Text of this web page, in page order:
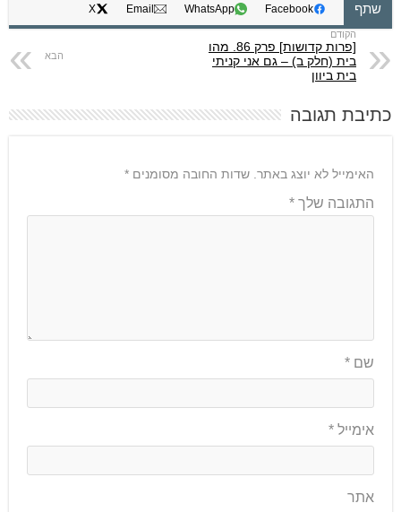
שתף Facebook
WhatsApp
Email
X
[פרות קדושות] פרק 86. מהו
בית (חלק ב) – גם אני קניתי
בית ביוון
כתיבת תגובה
האימייל לא יוצג באתר. שדות החובה מסומנים *
התגובה שלך *
שם *
אימייל *
אתר